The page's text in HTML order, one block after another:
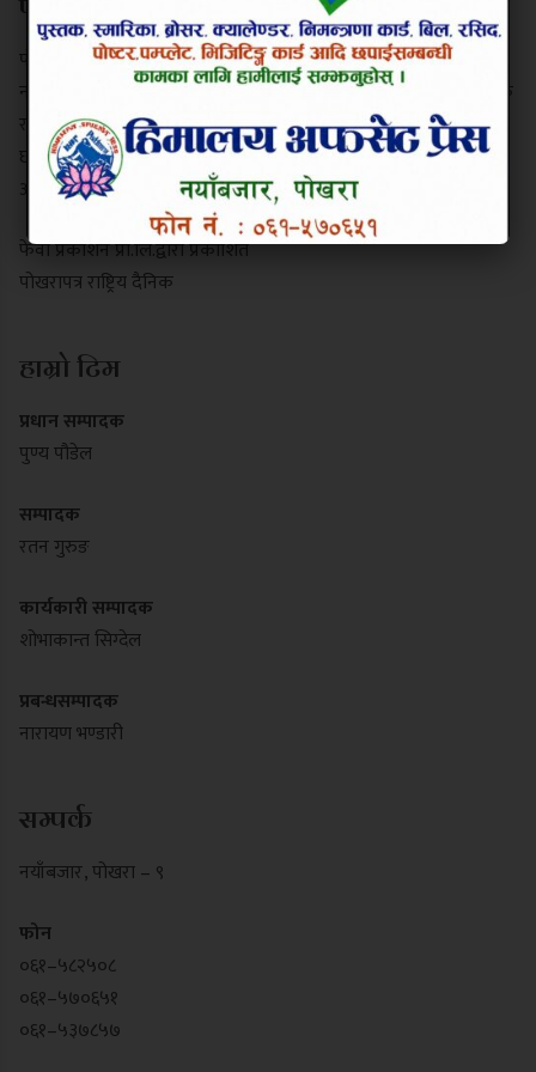
पोखरापत्र राष्ट्रिय दैनिक गण्डकी प्रदेशको एक प्रमुख समाचार माध्यम हो।
नयाँबजार, पोखरा-९ बाट प्रकाशित यो पत्रिकाले स्थानीय गतिविधि, प्रादेशिक
राजनीति, पर्यटन र राष्ट्रिय समाचार निष्पक्ष रूपमा सम्प्रेषण गर्दछ। यसले
छापा र डिजिटल पोर्टल दुवै माध्यमबाट आम नागरिकलाई सुसूचित गर्दै
आइरहेको छ।
फेवा प्रकाशन प्रा.लि.द्वारा प्रकाशित
पोखरापत्र राष्ट्रिय दैनिक
हाम्रो टिम
प्रधान सम्पादक
पुण्य पौडेल
सम्पादक
रतन गुरुङ
कार्यकारी सम्पादक
शोभाकान्त सिग्देल
प्रबन्धसम्पादक
नारायण भण्डारी
सम्पर्क
नयाँबजार , पोखरा – ९
फोन
०६१–५८२५०८
०६१–५७०६५१
०६१–५३७८५७